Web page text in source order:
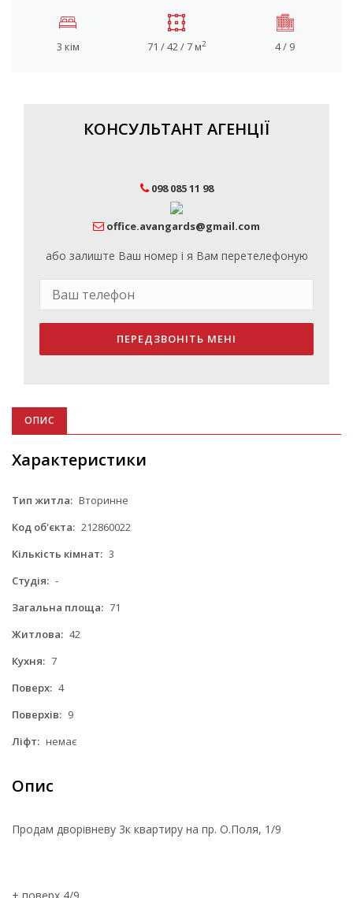
3 кім 71 / 42 / 7 м2 4 / 9
КОНСУЛЬТАНТ АГЕНЦІЇ
098 085 11 98
office.avangards@gmail.com
або залиште Ваш номер і я Вам перетелефоную
ПЕРЕДЗВОНІТЬ МЕНІ
ОПИС
Характеристики
Тип житла: Вторинне
Код об'єкта: 212860022
Кількість кімнат: 3
Студія: -
Загальна площа: 71
Житлова: 42
Кухня: 7
Поверх: 4
Поверхів: 9
Ліфт: немає
Опис
Продам дворівневу 3к квартиру на пр. О.Поля, 1/9
+ поверх 4/9